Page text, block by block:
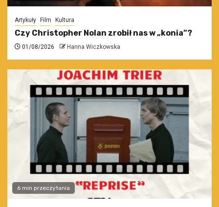
Artykuły Film Kultura
Czy Christopher Nolan zrobił nas w „konia”?
01/08/2026 Hanna Wiczkowska
6 min przeczytania